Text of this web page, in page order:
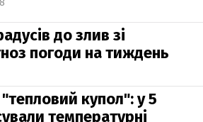
до злив зі
погоди на тиждень
купол": у 5
температурні